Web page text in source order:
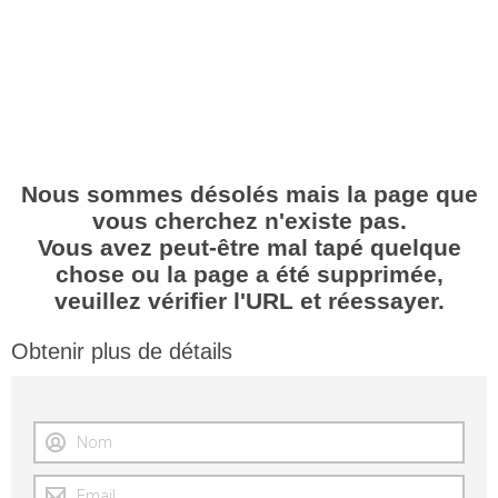
Nous sommes désolés mais la page que
vous cherchez n'existe pas.
Vous avez peut-être mal tapé quelque
chose ou la page a été supprimée,
veuillez vérifier l'URL et réessayer.
Obtenir plus de détails